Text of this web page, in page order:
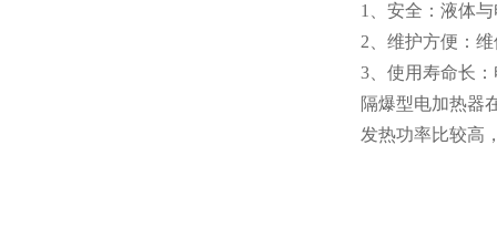
1、安全：液体
2、维护方便：
3、使用寿命长
隔爆型电加热器
发热功率比较高